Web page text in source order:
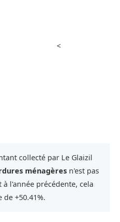
<
collecté par Le Glaizil
ménagères n'est pas
l'année précédente, cela
+50.41%.